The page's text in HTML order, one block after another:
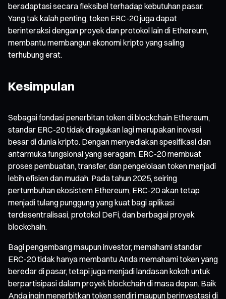
beradaptasi secara fleksibel terhadap kebutuhan pasar.
Yang tak kalah penting, token ERC-20 juga dapat
berinteraksi dengan proyek dan protokol lain di Ethereum,
membantu membangun ekonomi kripto yang saling
terhubung erat.
Kesimpulan
Sebagai fondasi penerbitan token di blockchain Ethereum,
standar ERC-20 tidak diragukan lagi merupakan inovasi
besar di dunia kripto. Dengan menyediakan spesifikasi dan
antarmuka fungsional yang seragam, ERC-20 membuat
proses pembuatan, transfer, dan pengelolaan token menjadi
lebih efisien dan mudah. Pada tahun 2025, seiring
pertumbuhan ekosistem Ethereum, ERC-20 akan tetap
menjadi tulang punggung yang kuat bagi aplikasi
terdesentralisasi, protokol DeFi, dan berbagai proyek
blockchain.
Bagi pengembang maupun investor, memahami standar
ERC-20 tidak hanya membantu Anda memahami token yang
beredar di pasar, tetapi juga menjadi landasan kokoh untuk
berpartisipasi dalam proyek blockchain di masa depan. Baik
Anda ingin menerbitkan token sendiri maupun berinvestasi di